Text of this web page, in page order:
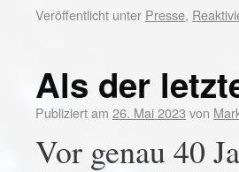
Veröffentlicht unter Presse,
Als der
Publiziert am 26. Mai 2023 von
Vor genau 40